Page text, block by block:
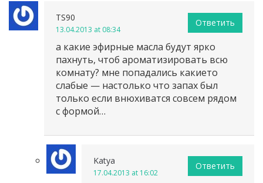
TS90
13.04.2013 at 08:34
а какие эфирные масла будут ярко
пахнуть, чтоб ароматизировать всю
комнату? мне попадались какието
слабые — настолько что запах был
только если внюхиватся совсем рядом
с формой…
Ответить
Katya
17.04.2013 at 16:02
Ответить